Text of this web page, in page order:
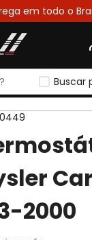
em todo o
Buscar
2000